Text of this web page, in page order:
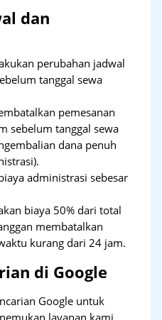
dan
perubahan jadwal
tanggal sewa
pemesanan
sebelum tanggal sewa
dana penuh
administrasi sebesar
biaya 50% dari total
membatalkan
kurang dari 24 jam.
di Google
Google untuk